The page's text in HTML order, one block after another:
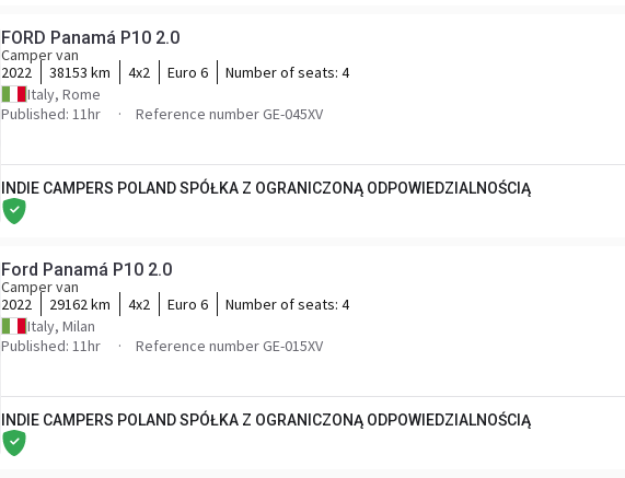
FORD Panamá P10 2.0
Camper van
2022
38153 km 4x2 Euro 6 Number of seats: 4
Italy, Rome
Published: 11hr
Reference number GE-045XV
INDIE CAMPERS POLAND SPÓŁKA Z OGRANICZONĄ ODPOWIEDZIALNOŚCIĄ
Ford Panamá P10 2.0
Camper van
2022
29162 km 4x2 Euro 6 Number of seats: 4
Italy, Milan
Published: 11hr
Reference number GE-015XV
INDIE CAMPERS POLAND SPÓŁKA Z OGRANICZONĄ ODPOWIEDZIALNOŚCIĄ